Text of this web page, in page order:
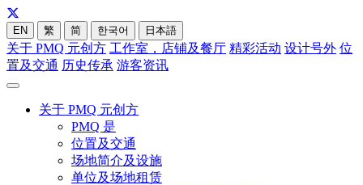
EN 繁 简 한국어 日本語
关于 PMQ 元创方 工作室，店铺及餐厅 精彩活动 设计号外 位
置及交通 历史传承 游客资讯
关于 PMQ 元创方
PMQ 是
位置及交通
场地简介及设施
单位及场地租赁